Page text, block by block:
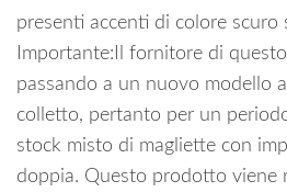
presenti accenti di colore
Importante:Il fornitore di
passando a un nuovo modello
colletto, pertanto per un
stock misto di magliette con
doppia. Questo prodotto viene